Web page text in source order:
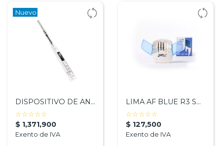
Nuevo
DISPOSITIVO DE ANESTESIA DENTAL STAR PEN - WOODPECKER
( )
☆
( )☆
( ) ☆
( ) ☆
( )
☆
$ 1,371,900
Exento de IVA
LIMA AF BLUE R3 SURTIDA - FANTA DENTAL
( )
☆
( )☆
( ) ☆
( ) ☆
( )
☆
$ 127,500
Exento de IVA